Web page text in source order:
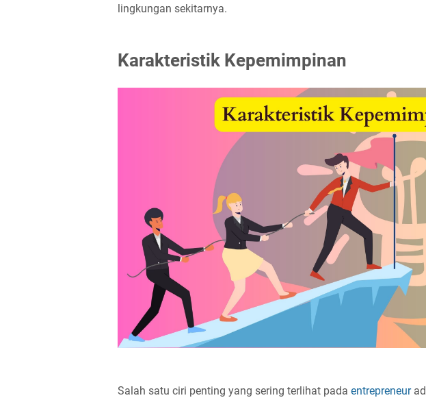
lingkungan sekitarnya.
Karakteristik Kepemimpinan
Salah satu ciri penting yang sering terlihat pada entrepreneur